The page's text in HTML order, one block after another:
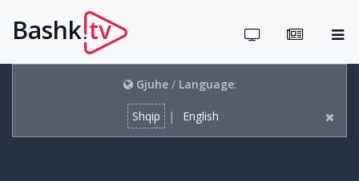
Bashk.tv
Gjuhe/ Language:
Shqip | English